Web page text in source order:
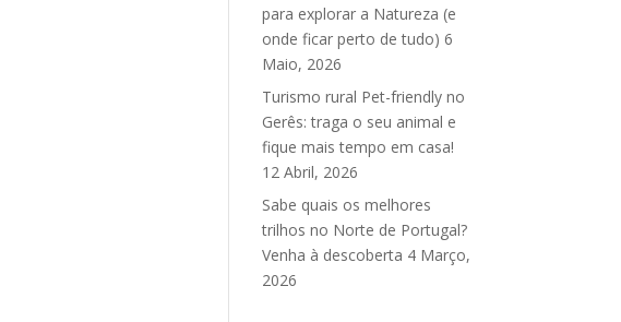
para explorar a Natureza (e
onde ficar perto de tudo) 6
Maio, 2026
Turismo rural Pet-friendly no
Gerês: traga o seu animal e
fique mais tempo em casa!
12 Abril, 2026
Sabe quais os melhores
trilhos no Norte de Portugal?
Venha à descoberta 4 Março,
2026